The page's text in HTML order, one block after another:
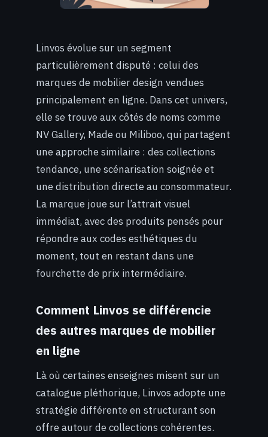
Linvos évolue sur un segment
particulièrement disputé : celui des
marques de mobilier design vendues
principalement en ligne. Dans cet univers,
elle se trouve aux côtés de noms comme
NV Gallery, Made ou Miliboo, qui partagent
une approche similaire : des collections
tendance, une scénarisation soignée et
une distribution directe au consommateur.
La marque joue sur l’attrait visuel
immédiat, avec des produits pensés pour
répondre aux codes esthétiques du
moment, tout en restant dans une
fourchette de prix intermédiaire.
Comment Linvos se différencie
des autres marques de mobilier
en ligne
Là où certaines enseignes misent sur un
catalogue pléthorique, Linvos adopte une
stratégie différente en structurant son
offre autour de collections cohérentes.